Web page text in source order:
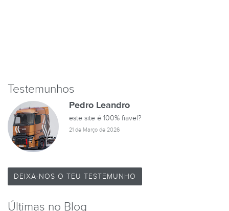
TESTES DE
Testemunhos
Pedro Leandro
este site é 100% fiavel?
21 de Março de 2026
DEIXA-NOS O TEU TESTEMUNHO
Últimas no Blog